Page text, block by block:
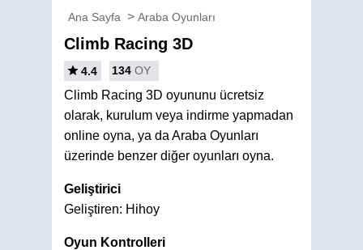
Ana Sayfa Araba Oyunları
Climb Racing 3D
4.4 134 OY
Climb Racing 3D oyununu ücretsiz
olarak, kurulum veya indirme yapmadan
online oyna, ya da Araba Oyunları
üzerinde benzer diğer oyunları oyna.
Geliştirici
Geliştiren: Hihoy
Oyun Kontrolleri